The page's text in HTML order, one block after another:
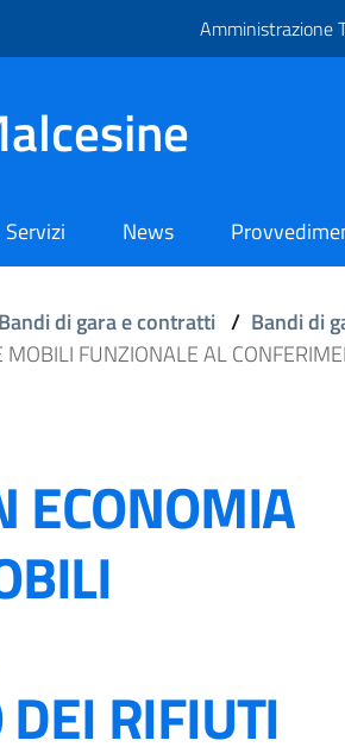
Amministrazione
Servizi News
Bandi di gara e contratti / Bandi di
FUNZIONALE AL
ECONOMIA
RIFIUTI